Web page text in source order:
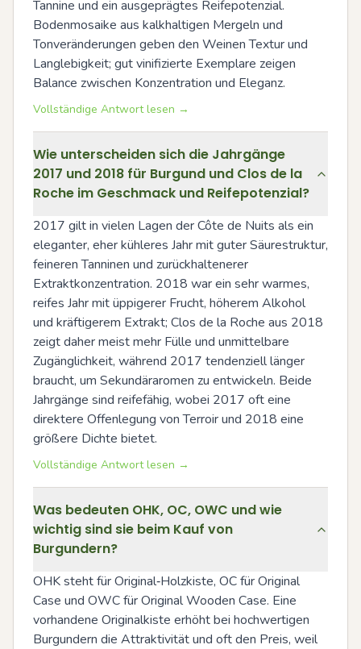
Tannine und ein ausgeprägtes Reifepotenzial.
Bodenmosaike aus kalkhaltigen Mergeln und
Tonveränderungen geben den Weinen Textur und
Langlebigkeit; gut vinifizierte Exemplare zeigen
Balance zwischen Konzentration und Eleganz.
Vollständige Antwort lesen →
Wie unterscheiden sich die Jahrgänge
2017 und 2018 für Burgund und Clos de la
Roche im Geschmack und Reifepotenzial?
2017 gilt in vielen Lagen der Côte de Nuits als ein
eleganter, eher kühleres Jahr mit guter Säurestruktur,
feineren Tanninen und zurückhaltenerer
Extraktkonzentration. 2018 war ein sehr warmes,
reifes Jahr mit üppigerer Frucht, höherem Alkohol
und kräftigerem Extrakt; Clos de la Roche aus 2018
zeigt daher meist mehr Fülle und unmittelbare
Zugänglichkeit, während 2017 tendenziell länger
braucht, um Sekundäraromen zu entwickeln. Beide
Jahrgänge sind reifefähig, wobei 2017 oft eine
direktere Offenlegung von Terroir und 2018 eine
größere Dichte bietet.
Vollständige Antwort lesen →
Was bedeuten OHK, OC, OWC und wie
wichtig sind sie beim Kauf von
Burgundern?
OHK steht für Original‑Holzkiste, OC für Original
Case und OWC für Original Wooden Case. Eine
vorhandene Originalkiste erhöht bei hochwertigen
Burgundern die Attraktivität und oft den Preis, weil